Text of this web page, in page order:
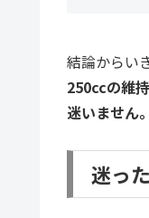
結論からい
250ccの維
迷いません。
迷っ